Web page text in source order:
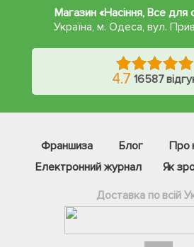
Магазин «Насіння, Все для
Україна, м. Одеса,вул.
4.7 16587
Франшиза Блог Про
Електронний журнал
Як
Доставка по всій